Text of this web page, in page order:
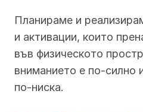
Планираме и
и активации, които
във физическото
вниманието е по-силно
по-ниска.